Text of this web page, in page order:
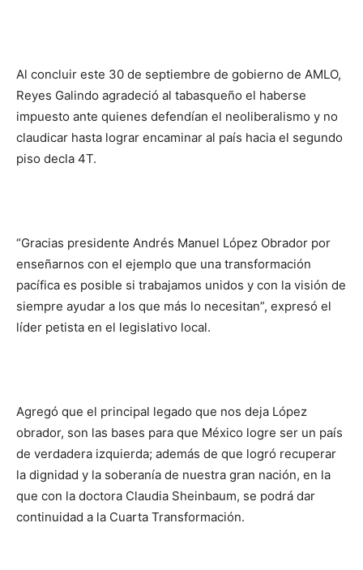
Al concluir este 30 de septiembre de gobierno de AMLO,
Reyes Galindo agradeció al tabasqueño el haberse
impuesto ante quienes defendían el neoliberalismo y no
claudicar hasta lograr encaminar al país hacia el segundo
piso decla 4T.
“Gracias presidente Andrés Manuel López Obrador por
enseñarnos con el ejemplo que una transformación
pacífica es posible si trabajamos unidos y con la visión de
siempre ayudar a los que más lo necesitan”, expresó el
líder petista en el legislativo local.
Agregó que el principal legado que nos deja López
obrador, son las bases para que México logre ser un país
de verdadera izquierda; además de que logró recuperar
la dignidad y la soberanía de nuestra gran nación, en la
que con la doctora Claudia Sheinbaum, se podrá dar
continuidad a la Cuarta Transformación.